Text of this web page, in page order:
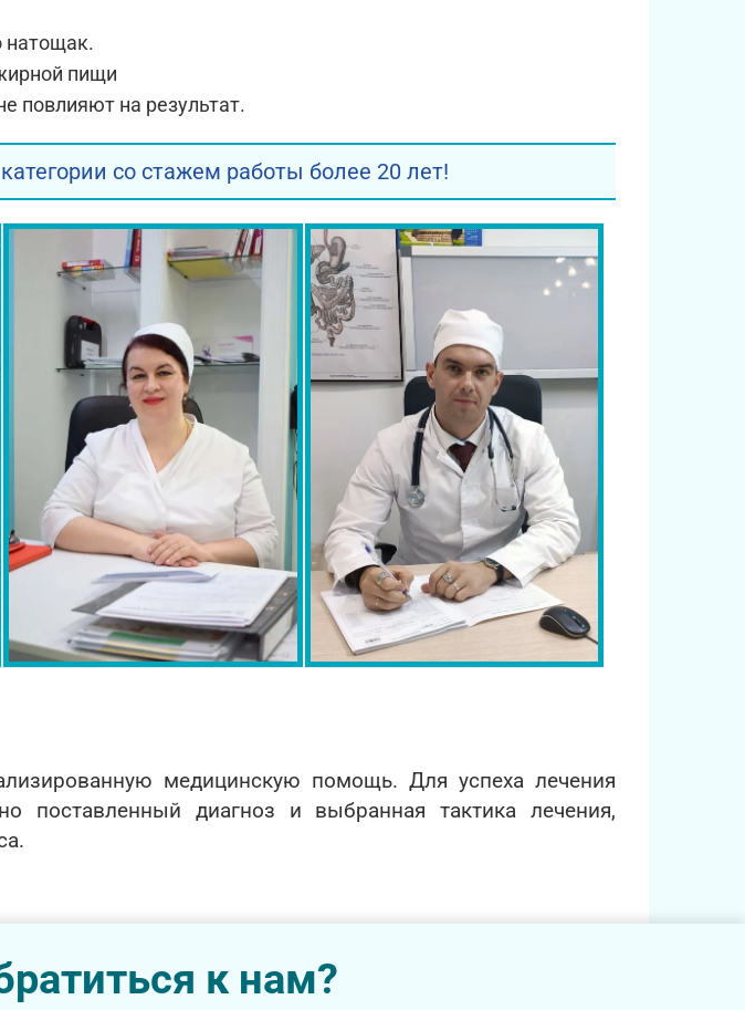
натощак.
пищи
повлияют на результат.
со стажем работы более 20 лет!
медицинскую помощь. Для успеха лечения
поставленный диагноз и выбранная тактика лечения,
к нам?